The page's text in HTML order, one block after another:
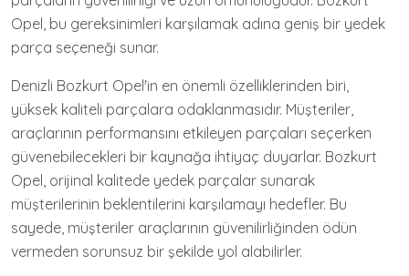
Opel, bu gereksinimleri karşılamak adına geniş bir yedek
parça seçeneği sunar.
Denizli Bozkurt Opel'in en önemli özelliklerinden biri,
yüksek kaliteli parçalara odaklanmasıdır. Müşteriler,
araçlarının performansını etkileyen parçaları seçerken
güvenebilecekleri bir kaynağa ihtiyaç duyarlar. Bozkurt
Opel, orijinal kalitede yedek parçalar sunarak
müşterilerinin beklentilerini karşılamayı hedefler. Bu
sayede, müşteriler araçlarının güvenilirliğinden ödün
vermeden sorunsuz bir şekilde yol alabilirler.